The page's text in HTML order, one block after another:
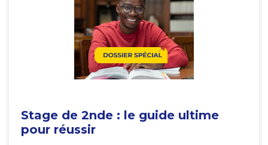
Stage de 2nde : le guide ultime
pour réussir